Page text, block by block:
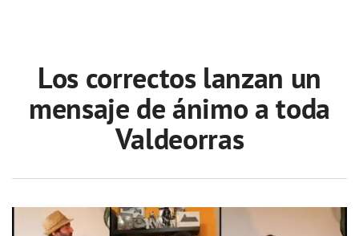
Los correctos lanzan un
mensaje de ánimo a toda
Valdeorras